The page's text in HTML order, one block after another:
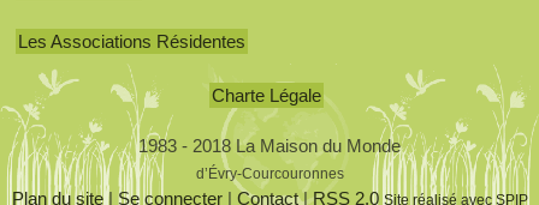
Les Associations Résidentes
Charte Légale
1983 - 2018 La Maison du Monde
d’Évry-Courcouronnes
Plan du site| Se connecter| Contact|RSS 2.0 Site réalisé avec SPIP